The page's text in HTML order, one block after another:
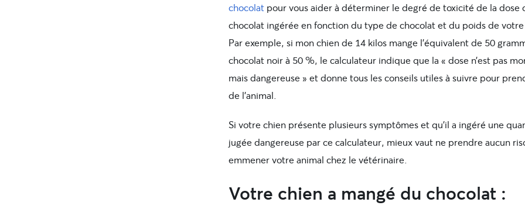
chocolat pour vous aider à déterminer le degré de toxicité de la dose
chocolat ingérée en fonction du type de chocolat et du poids de
Par exemple, si mon chien de 14 kilos mange l’équivalent de 50
chocolat noir à 50 %, le calculateur indique que la « dose n’est pas
mais dangereuse » et donne tous les conseils utiles à suivre pour
de l’animal.
Si votre chien présente plusieurs symptômes et qu’il a ingéré une
jugée dangereuse par ce calculateur, mieux vaut ne prendre aucun
emmener votre animal chez le vétérinaire.
Votre chien a mangé du chocolat :